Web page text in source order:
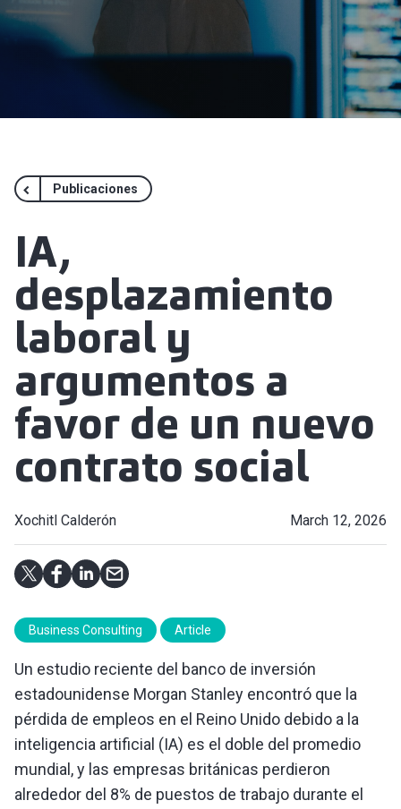
Publicaciones
IA,
desplazamiento
laboral y
argumentos a
favor de un nuevo
contrato social
Xochitl Calderón March 12, 2026
Business Consulting Article
Un estudio reciente del banco de inversión
estadounidense Morgan Stanley encontró que la
pérdida de empleos en el Reino Unido debido a la
inteligencia artificial (IA) es el doble del promedio
mundial, y las empresas británicas perdieron
alrededor del 8% de puestos de trabajo durante el